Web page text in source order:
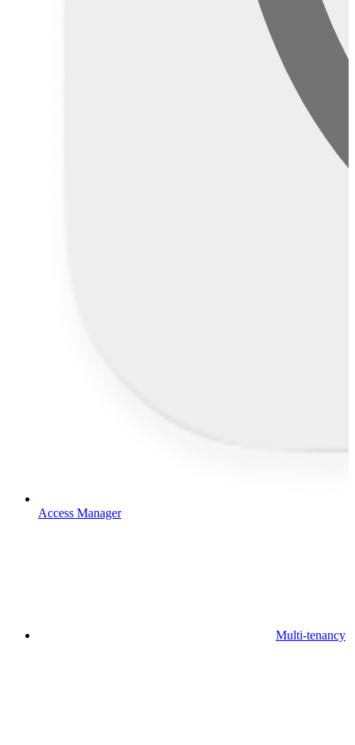
Access Manager
Multi-tenancy